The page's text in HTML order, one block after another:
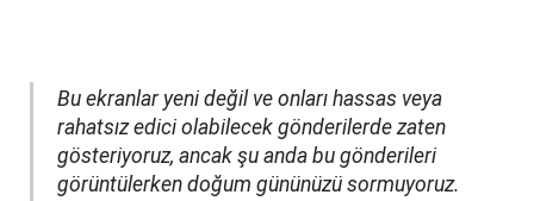
Bu ekranlar yeni değil ve onları hassas veya
rahatsız edici olabilecek gönderilerde zaten
gösteriyoruz, ancak şu anda bu gönderileri
görüntülerken doğum gününüzü sormuyoruz.